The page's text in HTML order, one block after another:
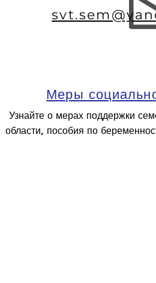
Меры
Узнайте о мерах поддержки
области, пособия по